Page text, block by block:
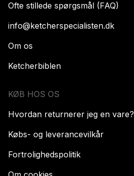
Ofte stillede spørgsmål (FAQ)
info@ketcherspecialisten.dk
Om os
Ketcherbiblen
KØB HOS OS
Hvordan returnerer jeg en vare?
Købs- og leverancevilkår
Fortrolighedspolitik